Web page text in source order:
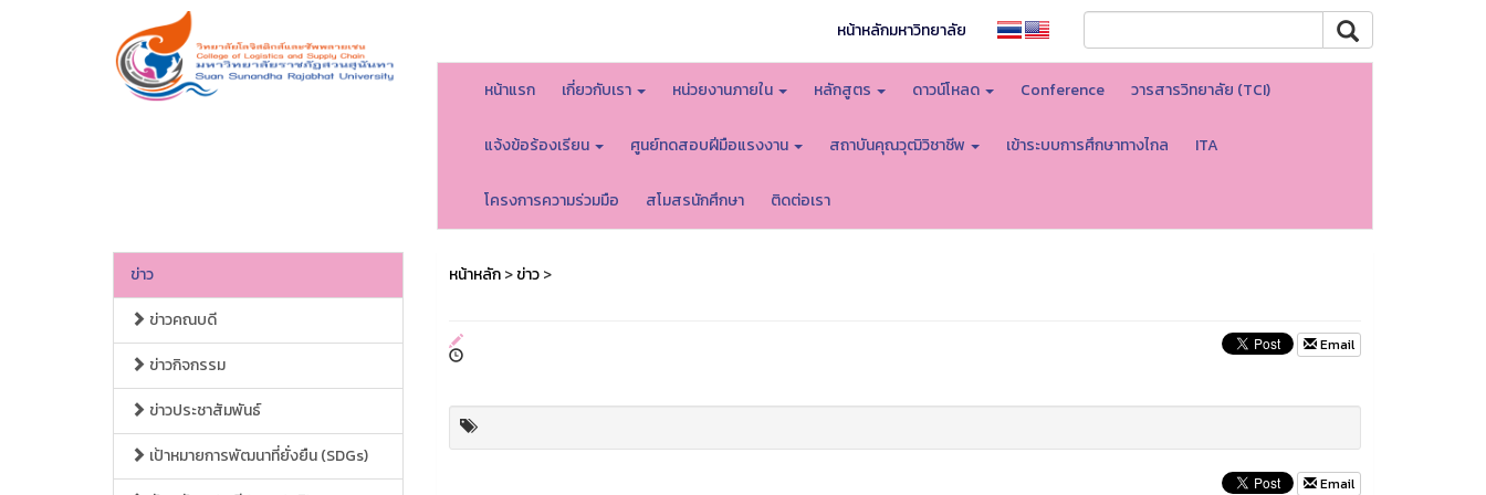
หน้าหลักมหาวิทยาลัย
หน้าแรก เกี่ยวกับเรา หน่วยงานภายใน หลักสูตร ดาวน์โหลด Conference วารสารวิทยาลัย (TCI)
แจ้งข้อร้องเรียน ศูนย์ทดสอบฝีมือแรงงาน สถาบันคุณวุฒิวิชาชีพ เข้าระบบการศึกษาทางไกล ITA
โครงการความร่วมมือ สโมสรนักศึกษา ติดต่อเรา
ข่าว
ข่าวคณบดี
ข่าวกิจกรรม
ข่าวประชาสัมพันธ์
เป้าหมายการพัฒนาที่ยั่งยืน (SDGs)
หน้าหลัก>ข่าว>
Email
Email